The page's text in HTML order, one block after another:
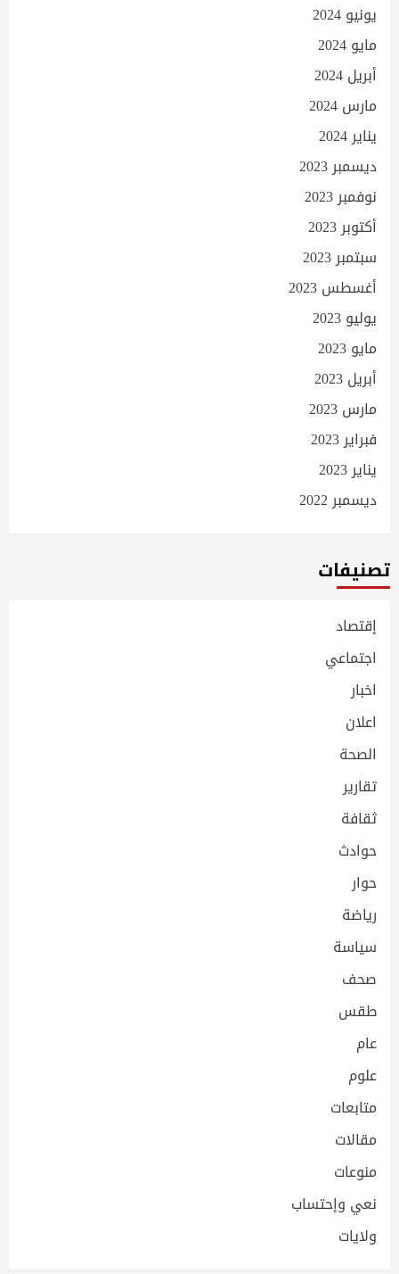
يونيو 2024
مايو 2024
أبريل 2024
مارس 2024
يناير 2024
ديسمبر 2023
نوفمبر 2023
أكتوبر 2023
سبتمبر 2023
أغسطس 2023
يوليو 2023
مايو 2023
أبريل 2023
مارس 2023
فبراير 2023
يناير 2023
ديسمبر 2022
تصنيفات
إقتصاد
اجتماعي
اخبار
اعلان
الصحة
تقارير
ثقافة
حوادث
حوار
رياضة
سياسة
صحف
طقس
عام
علوم
متابعات
مقالات
منوعات
نعي وإحتساب
ولايات